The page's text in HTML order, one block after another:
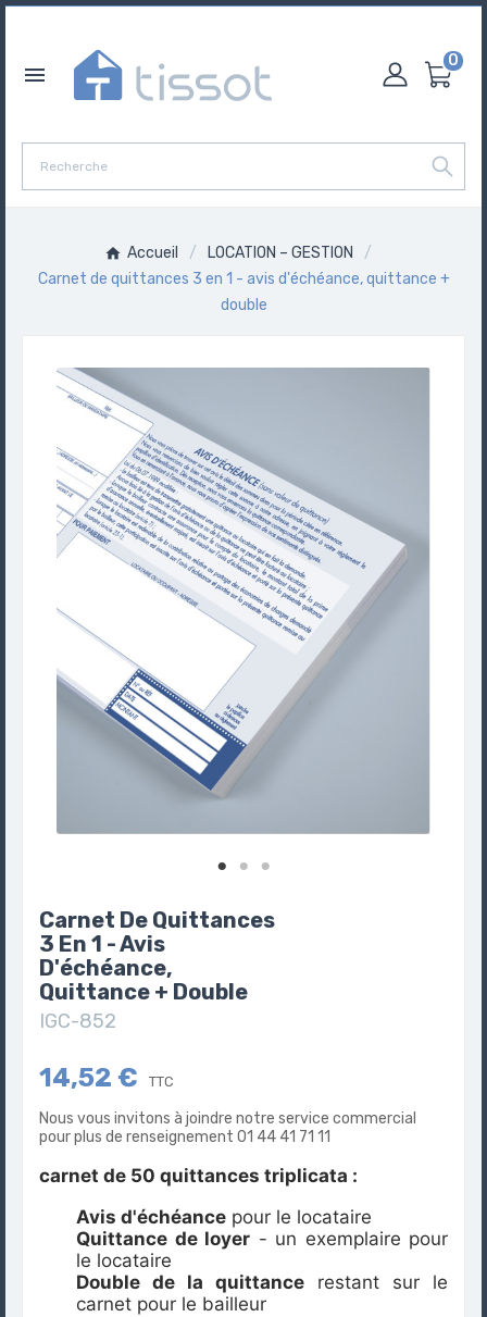

0
Accueil
LOCATION – GESTION
Carnet de quittances 3 en 1 - avis d'échéance, quittance +
double
Carnet De Quittances
3 En 1 - Avis
D'échéance,
Quittance + Double
IGC-852
14,52 € TTC
Nous vous invitons à joindre notre service commercial
pour plus de renseignement 01 44 41 71 11
carnet de 50 quittances triplicata :
Avis d'échéance pour le locataire
Quittance de loyer - un exemplaire pour
le locataire
Double de la quittance restant sur le
carnet pour le bailleur